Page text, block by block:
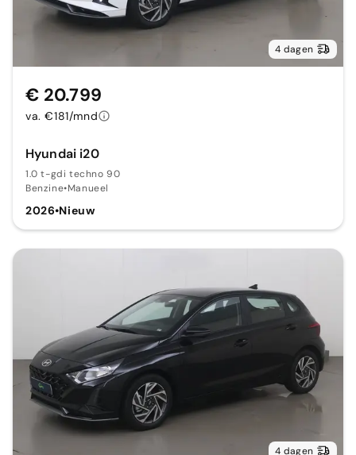
4 dagen
Hyundai i20
1.0 t-gdi techno 90
Benzine•Manueel
2026•Nieuw
€ 20.799
va. €181/mnd
4 dagen